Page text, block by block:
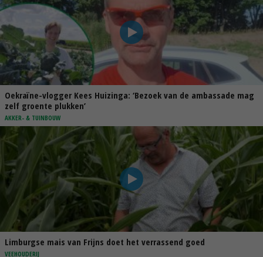
Oekraïne-vlogger Kees Huizinga: ‘Bezoek van de ambassade mag
zelf groente plukken’
AKKER- & TUINBOUW
Limburgse mais van Frijns doet het verrassend goed
VEEHOUDERIJ